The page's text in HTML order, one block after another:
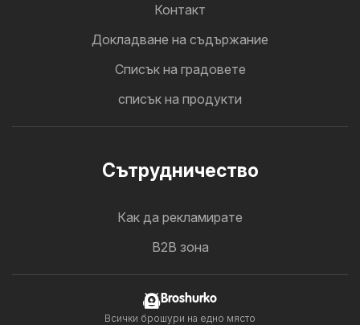
Контакт
Докладване на съдържание
Cписък на градовете
списък на продукти
Cътрудничество
Как да рекламирате
B2B зона
Broshurko
Всички брошури на едно място